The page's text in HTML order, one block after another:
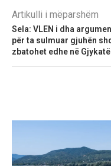
Artikulli i mëparshëm
Sela: VLEN i dha
për ta sulmuar gjuhën
zbatohet edhe në